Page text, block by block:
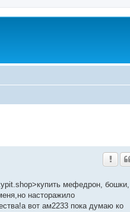
мефедрон, бошки,
насторажило
вот ам2233 пока думаю ко